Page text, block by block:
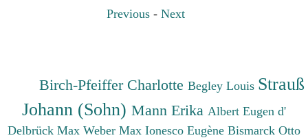
Previous- Next
Birch-Pfeiffer CharlotteBegley Louis Strauß
Johann (Sohn) Mann Erika Albert Eugen d'
Delbrück Max Weber Max Ionesco Eugène Bismarck Otto